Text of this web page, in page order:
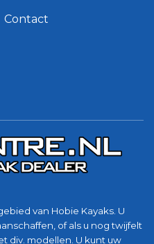
van Hobie Kayaks. U
of als u nog twijfelt
div. modellen. U kunt uw
Contact